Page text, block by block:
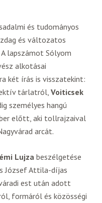
és tudományos
és változatos
lapszámot Sólyom
alkotásai
két írás is visszatekint:
tárlatról, Voiticsek
személyes hangú
előtt, aki tollrajzaival
arcát.
Lujza beszélgetése
József Attila-díjas
est után adott
formáról és közösségi